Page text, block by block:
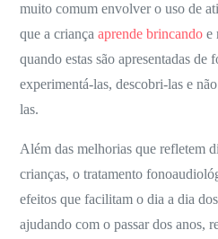
muito comum envolver o uso de
que a criançaaprende brincando e
quando estas são apresentadas de
experimentá-las, descobri-las e
las.
Além das melhorias que refletem
crianças, o tratamento
efeitos que facilitam o dia a dia
ajudando com o passar dos anos,